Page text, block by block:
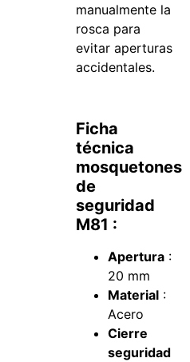
manualmente la
rosca para
evitar aperturas
accidentales.
Ficha
técnica
mosquetones
de
seguridad
M81 :
Apertura :
20 mm
Material :
Acero
Cierre
seguridad